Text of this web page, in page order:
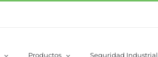
Productos Seguridad Industrial